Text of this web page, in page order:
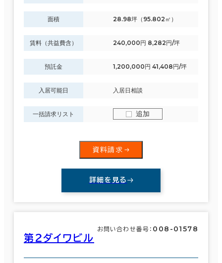
面積 28.98坪（95.802㎡）
賃料（共益費含） 240,000円 8,282円/坪
預託金 1,200,000円 41,408円/坪
入居可能日 入居日相談
一括請求リスト 追加
資料請求
詳細を見る
第２ダイワビル
お問い合わせ番号： 008-01578